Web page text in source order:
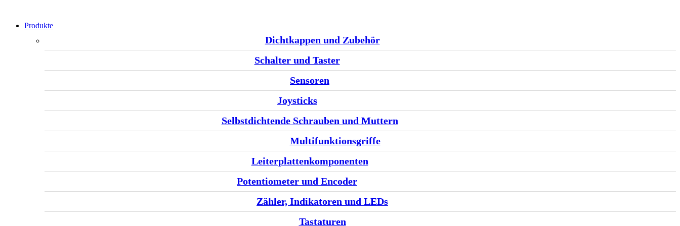
Produkte
Dichtkappen und Zubehör
Schalter und Taster
Sensoren
Joysticks
Selbstdichtende Schrauben und Muttern
Multifunktionsgriffe
Leiterplattenkomponenten
Potentiometer und Encoder
Zähler, Indikatoren und LEDs
Tastaturen